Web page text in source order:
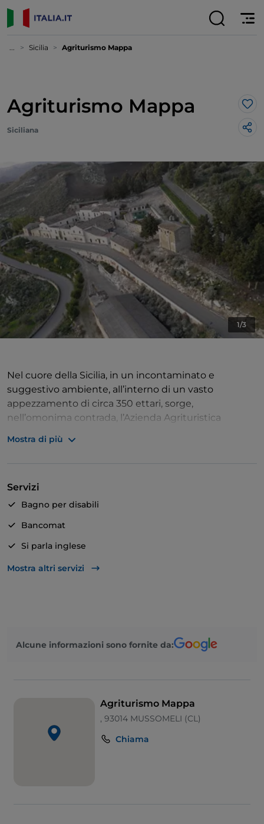
... Sicilia Agriturismo Mappa
Agriturismo Mappa
Siciliana
1/3
Nel cuore della Sicilia, in un incontaminato e
suggestivo ambiente, all’interno di un vasto
appezzamento di circa 350 ettari, sorge,
nell’omonima contrada, l’Azienda Agrituristica
baglio costruito, a partire dalla seconda metà del
prospetto quasi fortificato, al suo interno, un ampio
cortile acciottolato, ne smista le funzioni. L’Azienda
soggiorni alla riscoperta del fascino e dei ritmi della
cultura rurale. In comode suites o camere con bagno,
fino a 24 ospiti che saranno accolti familiarmente.
Mostra di più
Servizi
Bagno per disabili
Bancomat
Si parla inglese
Karaoke
Piscina
Zona bambini
Mostra altri servizi
Alcune informazioni sono fornite da:
Agriturismo Mappa
, 93014 MUSSOMELI (CL)
Chiama